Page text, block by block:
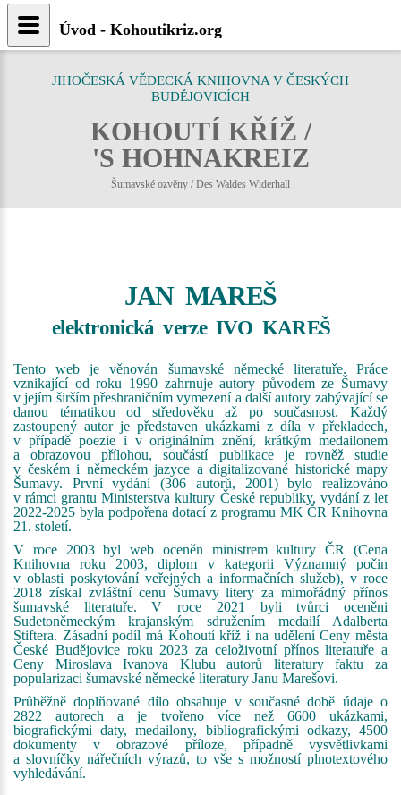
JIHOČESKÁ VĚDECKÁ KNIHOVNA V ČESKÝCH
BUDĚJOVICÍCH
KOHOUTÍ KŘÍŽ /
'S HOHNAKREIZ
Šumavské ozvěny / Des Waldes Widerhall
JAN MAREŠ
elektronická verze IVO KAREŠ
Tento web je věnován šumavské německé literatuře. Práce
vznikající od roku 1990 zahrnuje autory původem ze Šumavy
v jejím širším přeshraničním vymezení a další autory zabývající se
danou tématikou od středověku až po současnost. Každý
zastoupený autor je představen ukázkami z díla v překladech,
v případě poezie i v originálním znění, krátkým medailonem
a obrazovou přílohou, součástí publikace je rovněž studie
v českém i německém jazyce a digitalizované historické mapy
Šumavy. První vydání (306 autorů, 2001) bylo realizováno
v rámci grantu Ministerstva kultury České republiky, vydání z let
2022-2025 byla podpořena dotací z programu MK ČR Knihovna
21. století.
V roce 2003 byl web oceněn ministrem kultury ČR (Cena
Knihovna roku 2003, diplom v kategorii Významný počin
v oblasti poskytování veřejných a informačních služeb), v roce
2018 získal zvláštní cenu Šumavy litery za mimořádný přínos
šumavské literatuře. V roce 2021 byli tvůrci oceněni
Sudetoněmeckým krajanským sdružením medailí Adalberta
Stiftera. Zásadní podíl má Kohoutí kříž i na udělení Ceny města
České Budějovice roku 2023 za celoživotní přínos literatuře a
Ceny Miroslava Ivanova Klubu autorů literatury faktu za
popularizaci šumavské německé literatury Janu Marešovi.
Průběžně doplňované dílo obsahuje v současné době údaje o
2822 autorech a je tvořeno více než 6600 ukázkami,
biografickými daty, medailony, bibliografickými odkazy, 4500
dokumenty v obrazové příloze, případně vysvětlivkami
a slovníčky nářečních výrazů, to vše s možností plnotextového
vyhledávání.
Úvod - Kohoutikriz.org